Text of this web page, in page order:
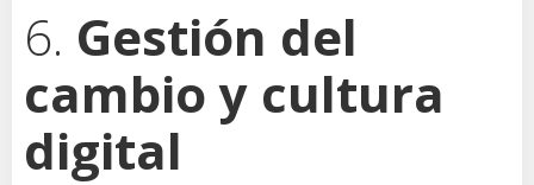
6. Gestión del
cambio y cultura
digital